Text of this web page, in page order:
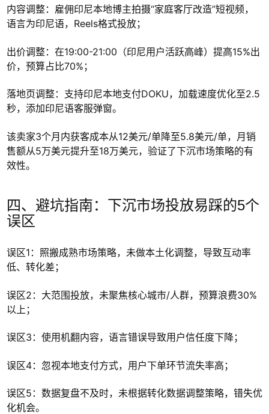
内容调整：雇佣印尼本地博主拍摄“家庭客厅改造”短视频，
语言为印尼语，Reels格式投放；
出价调整：在19:00-21:00（印尼用户活跃高峰）提高15%出
价，预算占比70%；
落地页调整：支持印尼本地支付DOKU，加载速度优化至2.5
秒，添加印尼语客服弹窗。
该卖家3个月内获客成本从12美元/单降至5.8美元/单，月销
售额从5万美元提升至18万美元，验证了下沉市场策略的有
效性。
四、避坑指南：下沉市场投放易踩的5个
误区
误区1：照搬成熟市场策略，未做本土化调整，导致互动率
低、转化差；
误区2：大范围投放，未聚焦核心城市/人群，预算浪费30%
以上；
误区3：使用机翻内容，语言错误导致用户信任度下降；
误区4：忽视本地支付方式，用户下单环节流失率高；
误区5：数据复盘不及时，未根据转化数据调整策略，错失优
化机会。